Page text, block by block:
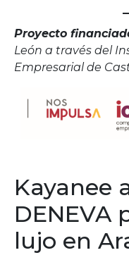
Proyecto
León a través del
Empresarial de
Kayanee
DENEVA
lujo en